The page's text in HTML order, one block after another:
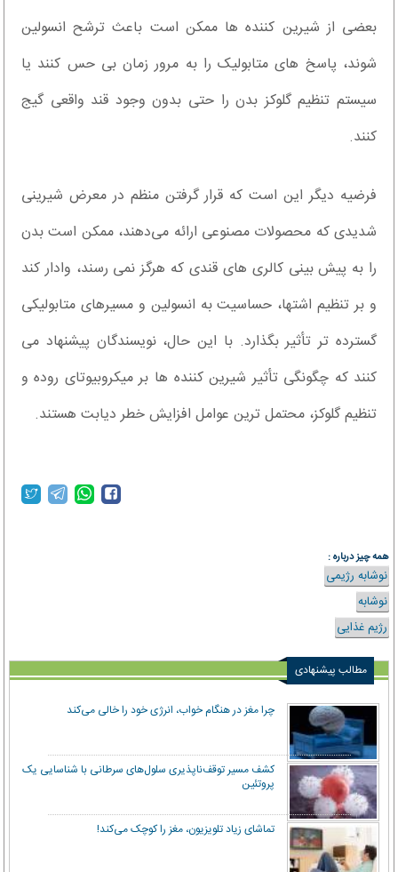
بعضی از شیرین کننده ها ممکن است باعث ترشح انسولین
شوند، پاسخ های متابولیک را به مرور زمان بی حس کنند یا
سیستم تنظیم گلوکز بدن را حتی بدون وجود قند واقعی گیج
کنند.
فرضیه دیگر این است که قرار گرفتن منظم در معرض شیرینی
شدیدی که محصولات مصنوعی ارائه می‌دهند، ممکن است بدن
را به پیش بینی کالری های قندی که هرگز نمی رسند، وادار کند
و بر تنظیم اشتها، حساسیت به انسولین و مسیرهای متابولیکی
گسترده تر تأثیر بگذارد. با این حال، نویسندگان پیشنهاد می
کنند که چگونگی تأثیر شیرین کننده ها بر میکروبیوتای روده و
تنظیم گلوکز، محتمل ترین عوامل افزایش خطر دیابت هستند.
همه چیز درباره :
نوشابه رژیمی
نوشابه
رژیم غذایی
مطالب پیشنهادی
چرا مغز در هنگام خواب، انرژی خود را خالی می‌کند
کشف مسیر توقف‌ناپذیری سلول‌های سرطانی با شناسایی یک
پروتئین
تماشای زیاد تلویزیون، مغز را کوچک می‌کند!